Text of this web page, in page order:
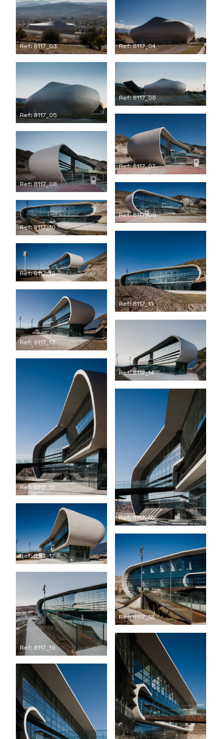
Ref: 8117_03 Ref: 8117_04
Ref: 8117_05
Ref: 8117_06
Ref: 8117_07
Ref: 8117_08
Ref: 8117_09
Ref: 8117_10
Ref: 8117_11
Ref: 8117_12
Ref: 8117_13
Ref: 8117_14
Ref: 8117_15
Ref: 8117_16
Ref: 8117_17
Ref: 8117_18
Ref: 8117_19